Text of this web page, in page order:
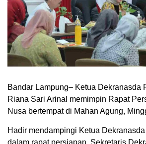
Bandar Lampung– Ketua Dekranasda
Riana Sari Arinal memimpin Rapat
Nusa bertempat di Mahan Agung,
Hadir mendampingi Ketua
dalam rapat persiapan, Sekretaris